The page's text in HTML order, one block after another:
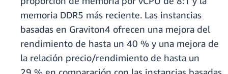
memoria DDR5 más reciente. Las instancias
basadas en Graviton4 ofrecen una mejora del
rendimiento de hasta un 40 % y una mejora de
la relación precio/rendimiento de hasta un